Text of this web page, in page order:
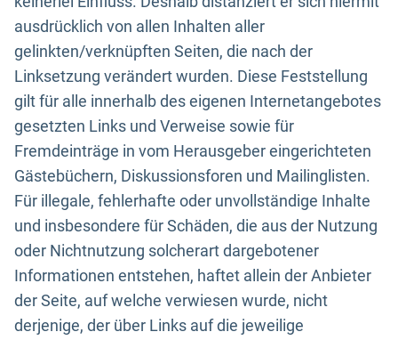
ausdrücklich von allen Inhalten aller
gelinkten/verknüpften Seiten, die nach der
Linksetzung verändert wurden. Diese Feststellung
gilt für alle innerhalb des eigenen Internetangebotes
gesetzten Links und Verweise sowie für
Fremdeinträge in vom Herausgeber eingerichteten
Gästebüchern, Diskussionsforen und Mailinglisten.
Für illegale, fehlerhafte oder unvollständige Inhalte
und insbesondere für Schäden, die aus der Nutzung
oder Nichtnutzung solcherart dargebotener
Informationen entstehen, haftet allein der Anbieter
der Seite, auf welche verwiesen wurde, nicht
derjenige, der über Links auf die jeweilige